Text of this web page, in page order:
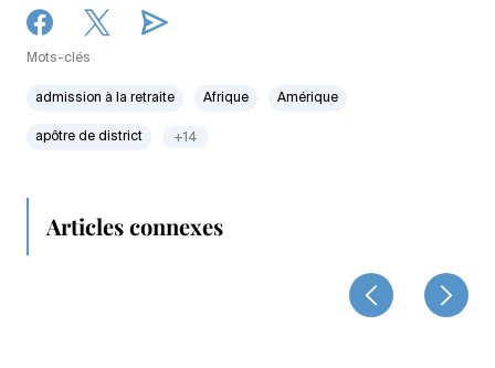
Mots-clés
admission à la retraite Afrique Amérique
apôtre de district +14
Articles connexes